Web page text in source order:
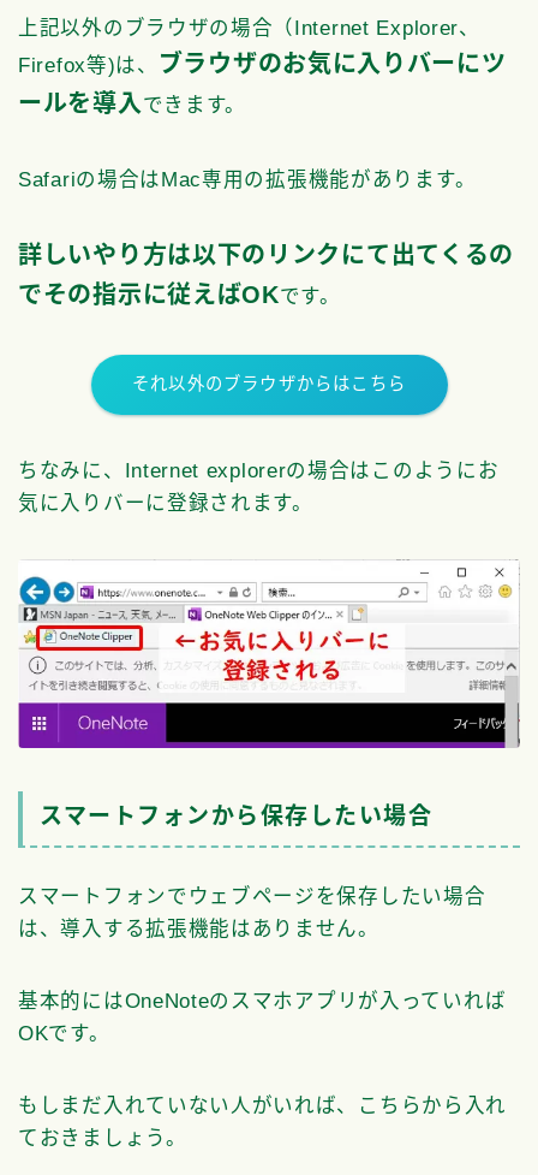
上記以外のブラウザの場合（Internet Explorer、
Firefox等)は、
ブラウザのお気に入りバーにツ
ールを導入できます。
Safariの場合はMac専用の拡張機能があります。
詳しいやり方は以下のリンクにて出てくるの
でその指示に従えばOKです。
それ以外のブラウザからはこちら
ちなみに、Internet explorerの場合はこのようにお
気に入りバーに登録されます。
スマートフォンから保存したい場合
スマートフォンでウェブページを保存したい場合
は、導入する拡張機能はありません。
基本的にはOneNoteのスマホアプリが入っていれば
OKです。
もしまだ入れていない人がいれば、こちらから入れ
ておきましょう。